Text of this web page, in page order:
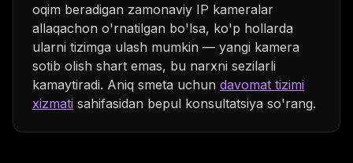
oqim beradigan zamonaviy IP kameralar
allaqachon o'rnatilgan bo'lsa, ko'p hollarda
ularni tizimga ulash mumkin — yangi kamera
sotib olish shart emas, bu narxni sezilarli
kamaytiradi. Aniq smeta uchun davomat tizimi
xizmati sahifasidan bepul konsultatsiya so'rang.